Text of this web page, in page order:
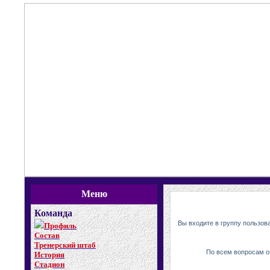
Меню
Команда
Профиль
Состав
Тренерский штаб
История
Стадион
Вы входите в группу
По всем вопросам